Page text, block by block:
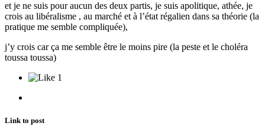
et je ne suis pour aucun des deux partis, je suis apolitique, athée, je
crois au libéralisme , au marché et à l’état régalien dans sa théorie (la
pratique me semble compliquée),
j’y crois car ça me semble être le moins pire (la peste et le choléra
toussa toussa)
1
Link to post